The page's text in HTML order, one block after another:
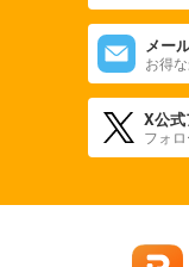
メー
お得
X公式
フォ